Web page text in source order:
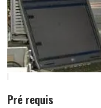
Pré requis